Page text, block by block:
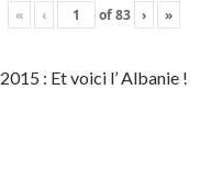
« ‹ of83 › »
2015 : Et voici l’ Albanie !